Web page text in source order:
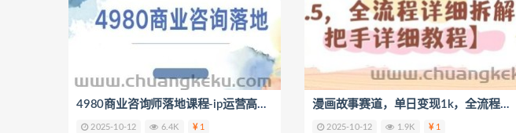
4980商业咨询师落地课程-ip运营高客单教程
2025-10-12 6.4K 1
漫画故事赛道，单日变现1k，全流程详细拆解【手把手详细教程】
2025-10-12 1.9K 1